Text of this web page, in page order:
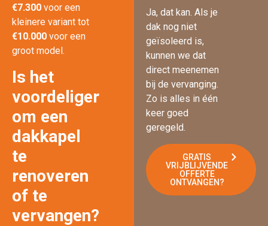
€7.300 voor een
kleinere variant tot
€10.000 voor een
groot model.
Is het
voordeliger
om een
dakkapel
te
renoveren
of te
vervangen?
Ja, dat kan. Als je
dak nog niet
geïsoleerd is,
kunnen we dat
direct meenemen
bij de vervanging.
Zo is alles in één
keer goed
geregeld.
GRATIS
VRIJBLIJVENDE
OFFERTE
ONTVANGEN?